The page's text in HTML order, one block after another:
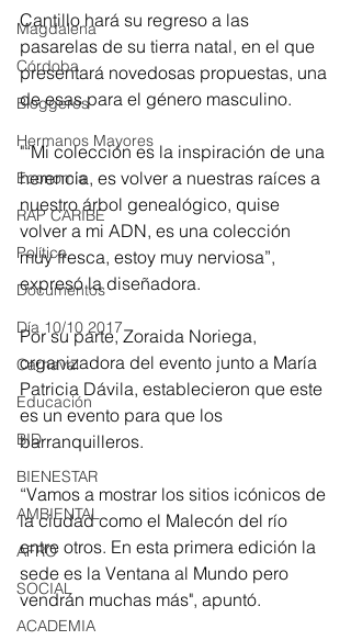
Magdalena
Córdoba
Bloggeros
Hermanos Mayores
Economía
RAP CARIBE
Política
Documentos
Día 10/10 2017
Carnaval
Educación
BID
BIENESTAR
AMBIENTAL
AFRO
SOCIAL
ACADEMIA
Cantillo hará su regreso a las
pasarelas de su tierra natal, en el que
presentará novedosas propuestas, una
de esas para el género masculino.
"“Mi colección es la inspiración de una
herencia, es volver a nuestras raíces a
nuestro árbol genealógico, quise
volver a mi ADN, es una colección
muy fresca, estoy muy nerviosa”,
expresó la diseñadora.
Por su parte, Zoraida Noriega,
organizadora del evento junto a María
Patricia Dávila, establecieron que este
es un evento para que los
barranquilleros.
“Vamos a mostrar los sitios icónicos de
la ciudad como el Malecón del río
entre otros. En esta primera edición la
sede es la Ventana al Mundo pero
vendrán muchas más", apuntó.